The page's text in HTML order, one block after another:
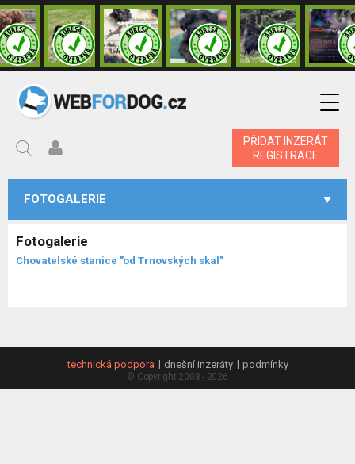
PŘIDAT INZERÁT
REGISTRACE
FOTOGALERIE
Fotogalerie
Chovatelské stanice "od Trnovských skal"
technická podpora dnešní inzeráty podmínky
© Copyright 2008 - 2026